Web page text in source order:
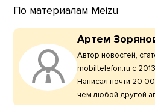
По материалам Meizu
Артем
Автор новостей,
mobiltelefon.ru с
Написал почти 20
чем любой другой